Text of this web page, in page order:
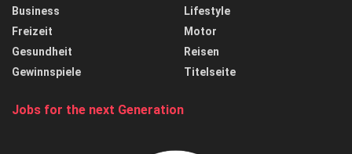
Business
Freizeit
Gesundheit
Gewinnspiele
Lifestyle
Motor
Reisen
Titelseite
Jobs for the next Generation